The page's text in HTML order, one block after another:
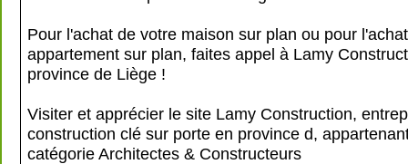
Pour l'achat de votre maison sur plan ou pour
appartement sur plan, faites appel à Lamy
province de Liège !
Visiter et apprécier le site Lamy Construction,
construction clé sur porte en province d,
catégorieArchitectes & Constructeurs